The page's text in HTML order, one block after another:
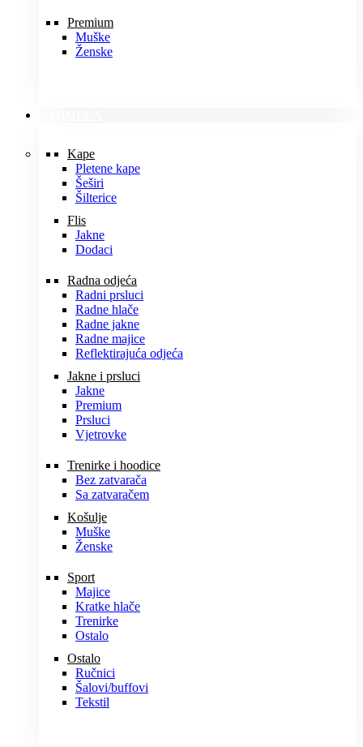
Premium
Muške
Ženske
Kape
Pletene kape
Šeširi
Šilterice
Flis
Jakne
Dodaci
Radna odjeća
Radni prsluci
Radne hlače
Radne jakne
Radne majice
Reflektirajuća odjeća
Jakne i prsluci
Jakne
Premium
Prsluci
Vjetrovke
Trenirke i hoodice
Bez zatvarača
Sa zatvaračem
Košulje
Muške
Ženske
Sport
Majice
Kratke hlače
Trenirke
Ostalo
Ostalo
Ručnici
Šalovi/buffovi
Tekstil